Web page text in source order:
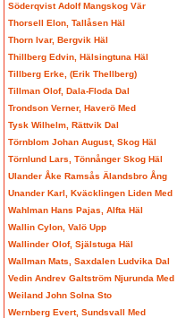
Söderqvist Adolf Mangskog Vär
Thorsell Elon, Tallåsen Häl
Thorn Ivar, Bergvik Häl
Thillberg Edvin, Hälsingtuna Häl
Tillberg Erke, (Erik Thellberg)
Tillman Olof, Dala-Floda Dal
Trondson Verner, Haverö Med
Tysk Wilhelm, Rättvik Dal
Törnblom Johan August, Skog Häl
Törnlund Lars, Tönnånger Skog Häl
Ulander Åke Ramsås Älandsbro Ång
Unander Karl, Kväcklingen Liden Med
Wahlman Hans Pajas, Alfta Häl
Wallin Cylon, Valö Upp
Wallinder Olof, Själstuga Häl
Wallman Mats, Saxdalen Ludvika Dal
Vedin Andrev Galtström Njurunda Med
Weiland John Solna Sto
Wernberg Evert, Sundsvall Med